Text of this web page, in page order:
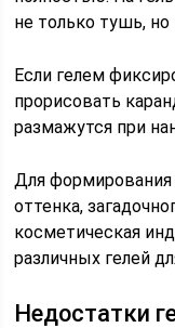
не только тушь,
Если гелем
прорисовать
размажутся при
Для формирования
оттенка,
косметическая
различных гелей
Недостатки